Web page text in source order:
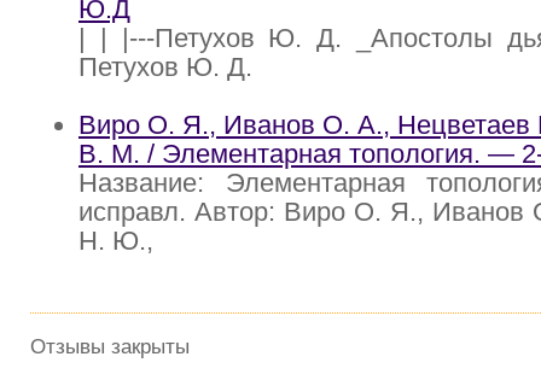
Ю.Д
| | |---Петухов Ю. Д. _Апостолы
Петухов Ю. Д.
Виро О. Я., Иванов О. А.,
В. М. / Элементарная топология. —
Название: Элементарная
исправл. Автор: Виро О. Я., Иванов
Н. Ю.,
Отзывы закрыты